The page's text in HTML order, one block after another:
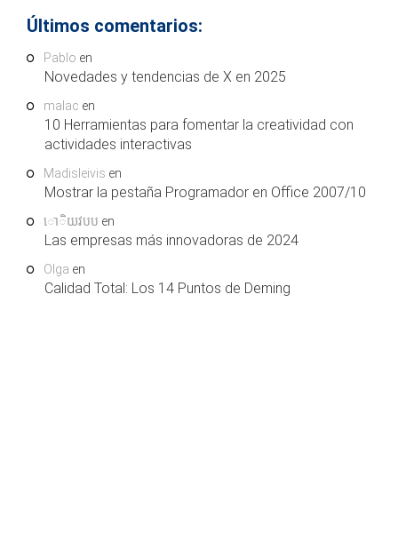
Últimos comentarios:
Pablo en
Novedades y tendencias de X en 2025
malac en
10 Herramientas para fomentar la creatividad con
actividades interactivas
Madisleivis en
Mostrar la pestaña Programador en Office 2007/10
ោិយវបប en
Las empresas más innovadoras de 2024
Olga en
Calidad Total: Los 14 Puntos de Deming